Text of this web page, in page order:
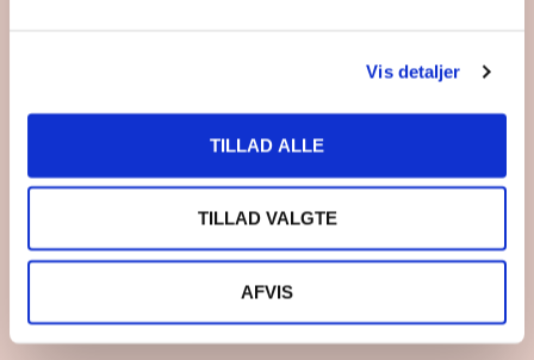
Vis detaljer
TILLAD ALLE
TILLAD VALGTE
AFVIS